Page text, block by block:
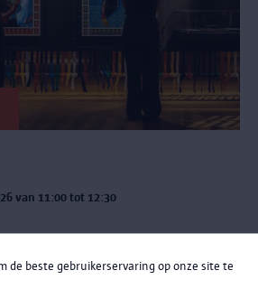
de beste gebruikerservaring op onze site te
van 11:00 tot 12:30
met curatoren Rachid Atia en Roselyne
de opmerkelijke verhalen achter de